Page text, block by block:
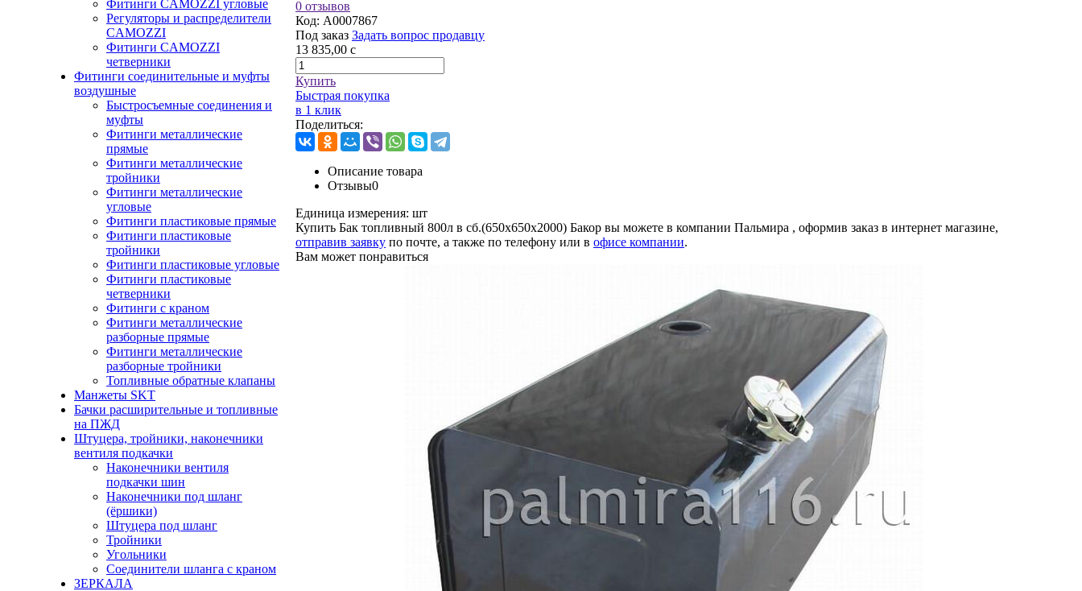
Фитинги CAMOZZI угловые
Регуляторы и распределители
CAMOZZI
Фитинги CAMOZZI
четверники
Фитинги соединительные и муфты
воздушные
Быстросъемные соединения и
муфты
Фитинги металлические
прямые
Фитинги металлические
тройники
Фитинги металлические
угловые
Фитинги пластиковые прямые
Фитинги пластиковые
тройники
Фитинги пластиковые угловые
Фитинги пластиковые
четверники
Фитинги с краном
Фитинги металлические
разборные прямые
Фитинги металлические
разборные тройники
Топливные обратные клапаны
Манжеты SKT
Бачки расширительные и топливные
на ПЖД
Штуцера, тройники, наконечники
вентиля подкачки
Наконечники вентиля
подкачки шин
Наконечники под шланг
(ёршики)
Штуцера под шланг
Тройники
Угольники
Соединители шланга с краном
ЗЕРКАЛА
0 отзывов
Код: A0007867
Под заказ Задать вопрос продавцу
13 835,00 c
Купить
Быстрая покупка
в 1 клик
Поделиться:
Описание товара
Отзывы0
Единица измерения: шт
Купить Бак топливный 800л в сб.(650х650х2000) Бакор вы можете в компании Пальмира , оформив заказ в интернет магазине,
отправив заявку по почте, а также по телефону или в офисе компании.
Вам может понравиться